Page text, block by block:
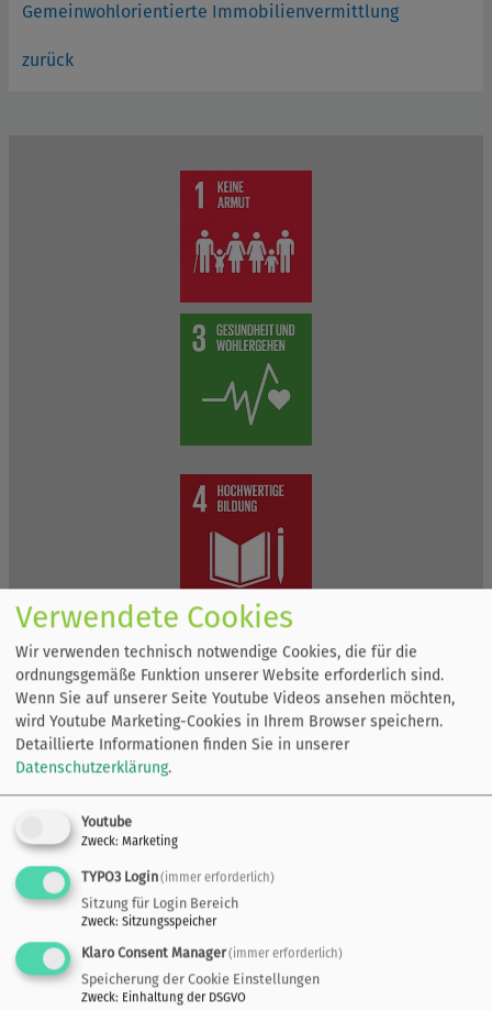
Gemeinwohlorientierte Immobilienvermittlung
zurück
Verwendete Cookies
Wir verwenden technisch notwendige Cookies, die für die
ordnungsgemäße Funktion unserer Website erforderlich sind.
Wenn Sie auf unserer Seite Youtube Videos ansehen möchten,
wird Youtube Marketing-Cookies in Ihrem Browser speichern.
Detaillierte Informationen finden Sie in unserer
Datenschutzerklärung.
Youtube
Zweck: Marketing
TYPO3 Login(immer erforderlich)
Sitzung für Login Bereich
Zweck: Sitzungsspeicher
Klaro Consent Manager(immer erforderlich)
Speicherung der Cookie Einstellungen
Zweck: Einhaltung der DSGVO